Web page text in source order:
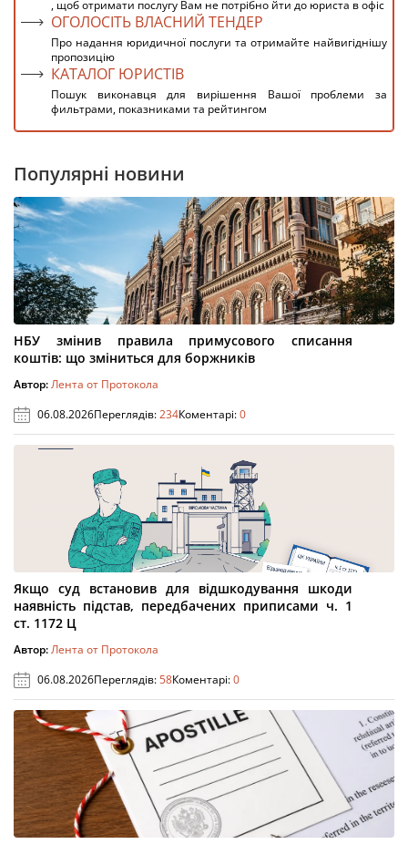
, щоб отримати послугу Вам не потрібно йти до юриста в офіс
ОГОЛОСІТЬ ВЛАСНИЙ ТЕНДЕР
Про надання юридичної послуги та отримайте найвигіднішу
пропозицію
КАТАЛОГ ЮРИСТІВ
Пошук виконавця для вирішення Вашої проблеми за
фильтрами, показниками та рейтингом
Популярні новини
НБУ змінив правила примусового списання
коштів: що зміниться для боржників
Автор:Лента от Протокола
06.08.2026Переглядів:234Коментарі:0
Якщо суд встановив для відшкодування шкоди
наявність підстав, передбачених приписами ч. 1
ст. 1172 Ц
Автор:Лента от Протокола
06.08.2026Переглядів:58Коментарі:0